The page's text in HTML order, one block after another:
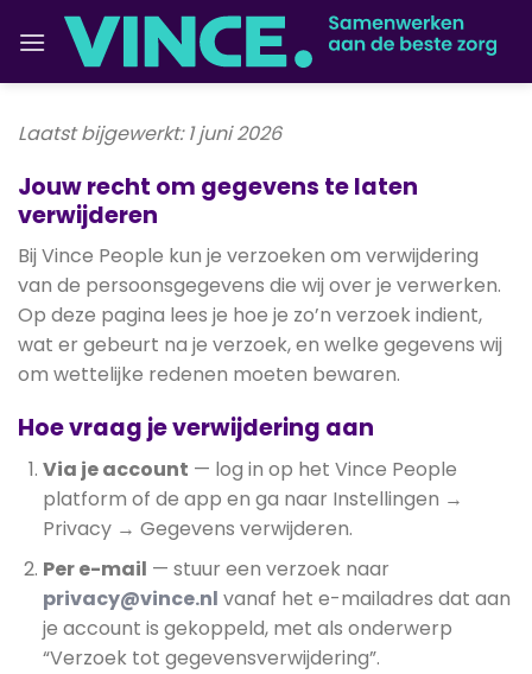
naar
Laatst bijgewerkt: 1 juni 2026
Jouw recht om gegevens te laten
verwijderen
Bij Vince People kun je verzoeken om verwijdering
van de persoonsgegevens die wij over je verwerken.
Op deze pagina lees je hoe je zo’n verzoek indient,
wat er gebeurt na je verzoek, en welke gegevens wij
om wettelijke redenen moeten bewaren.
Hoe vraag je verwijdering aan
Via je account — log in op het Vince People
platform of de app en ga naar Instellingen →
Privacy → Gegevens verwijderen.
Per e-mail — stuur een verzoek naar
privacy@vince.nl vanaf het e-mailadres dat aan
je account is gekoppeld, met als onderwerp
“Verzoek tot gegevensverwijdering”.